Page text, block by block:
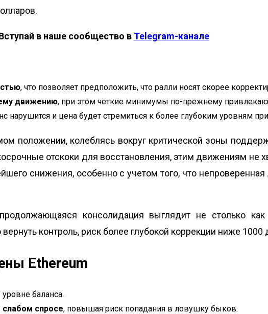
в наше сообщество в Telegram-канале
, что позволяет предположить, что ралли носят скорее
движению, при этом четкие минимумы по-прежнему
нарушится и цена будет стремиться к более глубоким уровням
положении, колеблясь вокруг критической зоны
отскоки для восстановления, этим движениям не
снижения, особенно с учетом того, что
консолидация выглядит не столько как
контроль, риск более глубокой коррекции ниже
Ethereum
баланса.
слабом спросе, повышая риск попадания в ловушку быков.